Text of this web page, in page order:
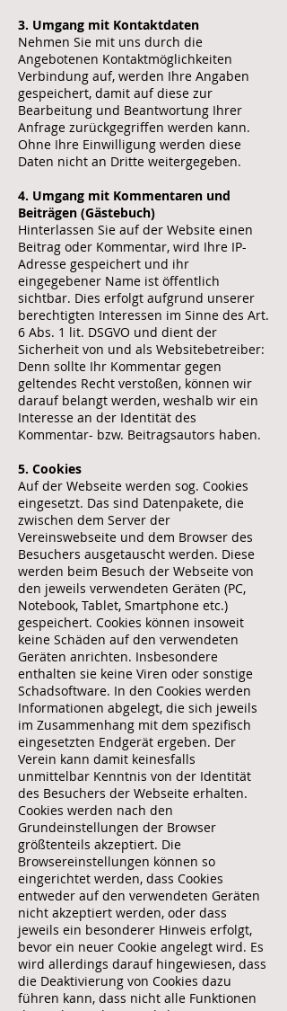
3. Umgang mit Kontaktdaten
Nehmen Sie mit uns durch die
Angebotenen Kontaktmöglichkeiten
Verbindung auf, werden Ihre Angaben
gespeichert, damit auf diese zur
Bearbeitung und Beantwortung Ihrer
Anfrage zurückgegriffen werden kann.
Ohne Ihre Einwilligung werden diese
Daten nicht an Dritte weitergegeben.
4. Umgang mit Kommentaren und
Beiträgen (Gästebuch)
Hinterlassen Sie auf der Website einen
Beitrag oder Kommentar, wird Ihre IP-
Adresse gespeichert und ihr
eingegebener Name ist öffentlich
sichtbar. Dies erfolgt aufgrund unserer
berechtigten Interessen im Sinne des Art.
6 Abs. 1 lit. DSGVO und dient der
Sicherheit von und als Websitebetreiber:
Denn sollte Ihr Kommentar gegen
geltendes Recht verstoßen, können wir
darauf belangt werden, weshalb wir ein
Interesse an der Identität des
Kommentar- bzw. Beitragsautors haben.
5. Cookies
Auf der Webseite werden sog. Cookies
eingesetzt. Das sind Datenpakete, die
zwischen dem Server der
Vereinswebseite und dem Browser des
Besuchers ausgetauscht werden. Diese
werden beim Besuch der Webseite von
den jeweils verwendeten Geräten (PC,
Notebook, Tablet, Smartphone etc.)
gespeichert. Cookies können insoweit
keine Schäden auf den verwendeten
Geräten anrichten. Insbesondere
enthalten sie keine Viren oder sonstige
Schadsoftware. In den Cookies werden
Informationen abgelegt, die sich jeweils
im Zusammenhang mit dem spezifisch
eingesetzten Endgerät ergeben. Der
Verein kann damit keinesfalls
unmittelbar Kenntnis von der Identität
des Besuchers der Webseite erhalten.
Cookies werden nach den
Grundeinstellungen der Browser
größtenteils akzeptiert. Die
Browsereinstellungen können so
eingerichtet werden, dass Cookies
entweder auf den verwendeten Geräten
nicht akzeptiert werden, oder dass
jeweils ein besonderer Hinweis erfolgt,
bevor ein neuer Cookie angelegt wird. Es
wird allerdings darauf hingewiesen, dass
die Deaktivierung von Cookies dazu
führen kann, dass nicht alle Funktionen